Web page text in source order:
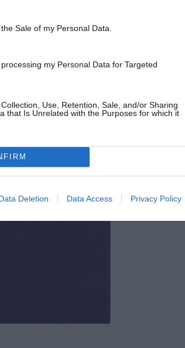
Sale of my Personal Data.
my Personal Data for Targeted
Use, Retention, Sale, and/or Sharing
that Is Unrelated with the Purposes for which it
Deletion Data Access Privacy Policy